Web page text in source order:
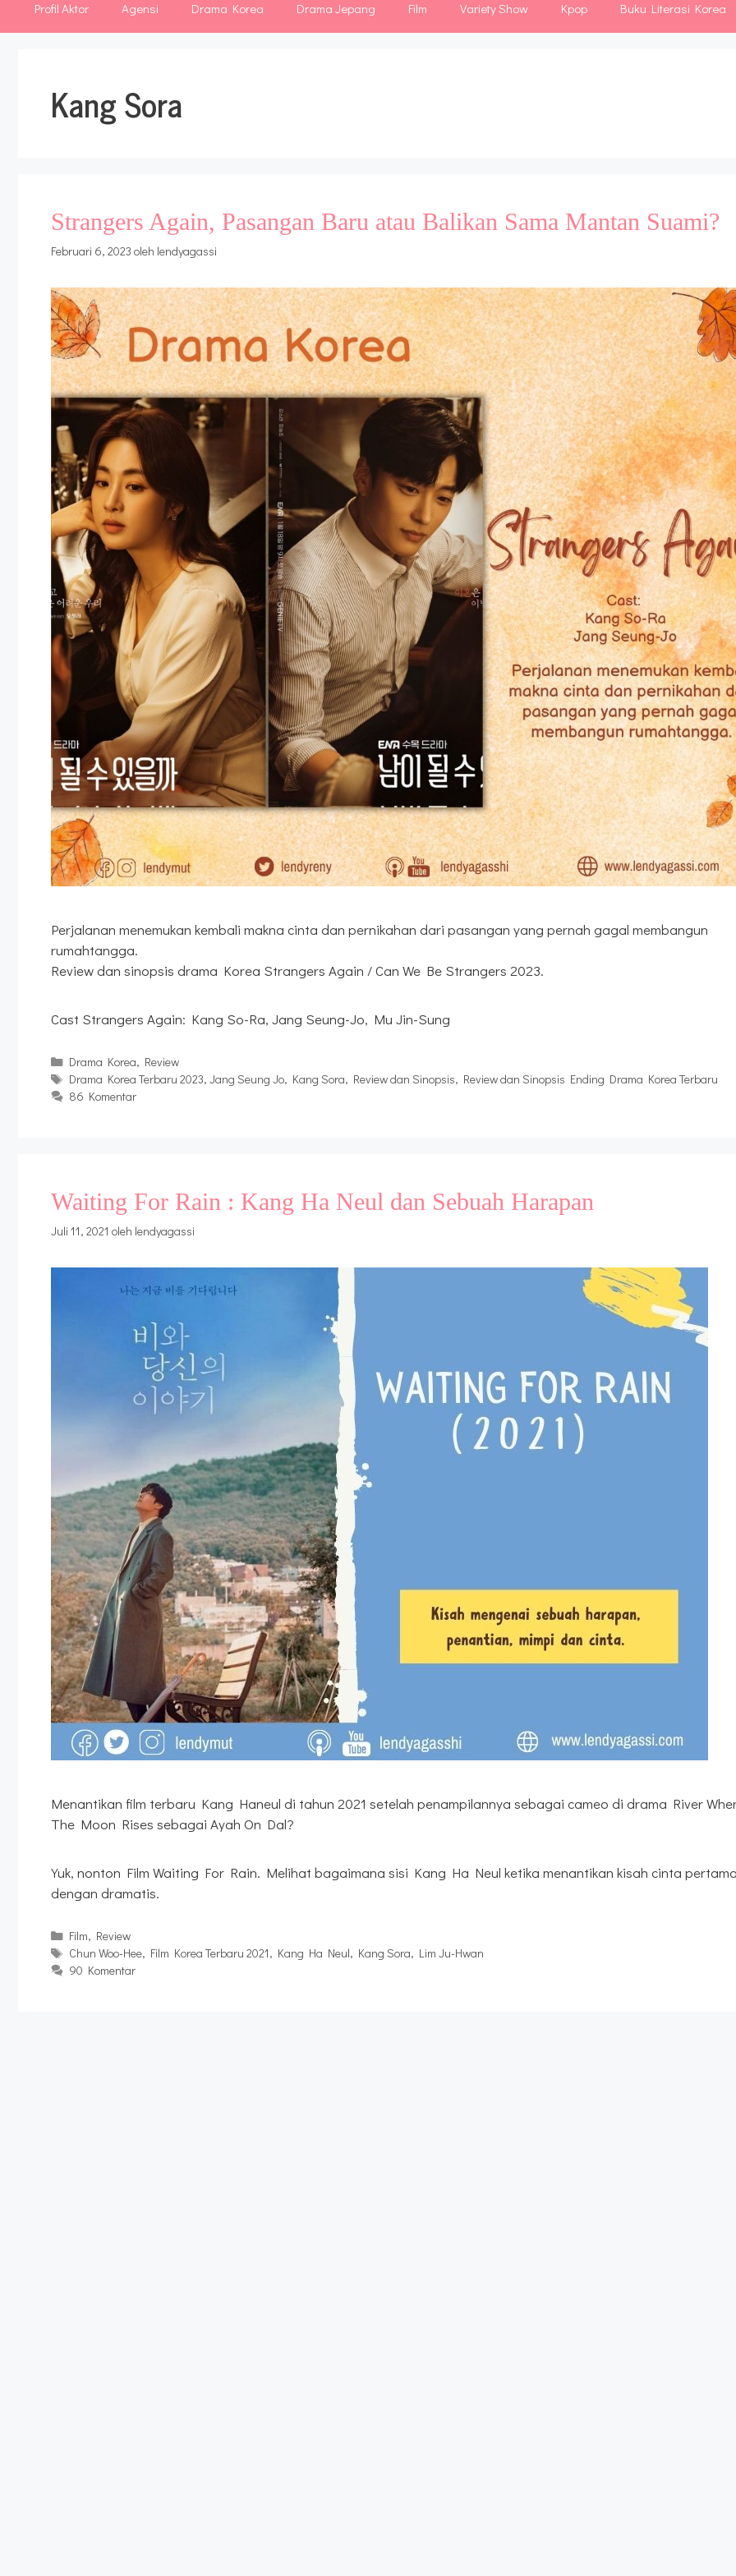
Profil Aktor Agensi Drama Korea Drama Jepang Film Variety Show Kpop Buku Literasi Korea
Kang Sora
Strangers Again, Pasangan Baru atau Balikan Sama Mantan Suami?
Februari 6, 2023 oleh lendyagassi
Perjalanan menemukan kembali makna cinta dan pernikahan dari pasangan yang pernah gagal membangun
rumahtangga.
Review dan sinopsis drama Korea Strangers Again / Can We Be Strangers 2023.
Cast Strangers Again: Kang So-Ra, Jang Seung-Jo, Mu Jin-Sung
Kategori
Drama Korea, Review
Tag
Drama Korea Terbaru 2023, Jang Seung Jo, Kang Sora, Review dan Sinopsis, Review dan Sinopsis Ending Drama Korea Terbaru
86 Komentar
Waiting For Rain : Kang Ha Neul dan Sebuah Harapan
Juli 11, 2021 oleh lendyagassi
Menantikan film terbaru Kang Haneul di tahun 2021 setelah penampilannya sebagai cameo di drama River
The Moon Rises sebagai Ayah On Dal?
Yuk, nonton Film Waiting For Rain. Melihat bagaimana sisi Kang Ha Neul ketika menantikan kisah cinta
dengan dramatis.
Kategori
Film, Review
Tag
Chun Woo-Hee, Film Korea Terbaru 2021, Kang Ha Neul, Kang Sora, Lim Ju-Hwan
90 Komentar